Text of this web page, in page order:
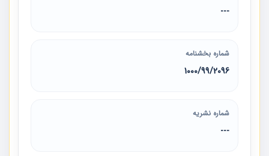
---
شماره بخشنامه
1000/99/2096
شماره نشریه
---